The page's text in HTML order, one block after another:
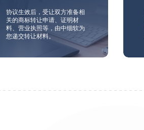
协议生效后，受让双方准备相
关的商标转让申请、证明材
料、营业执照等，由中细软为
您递交转让材料。